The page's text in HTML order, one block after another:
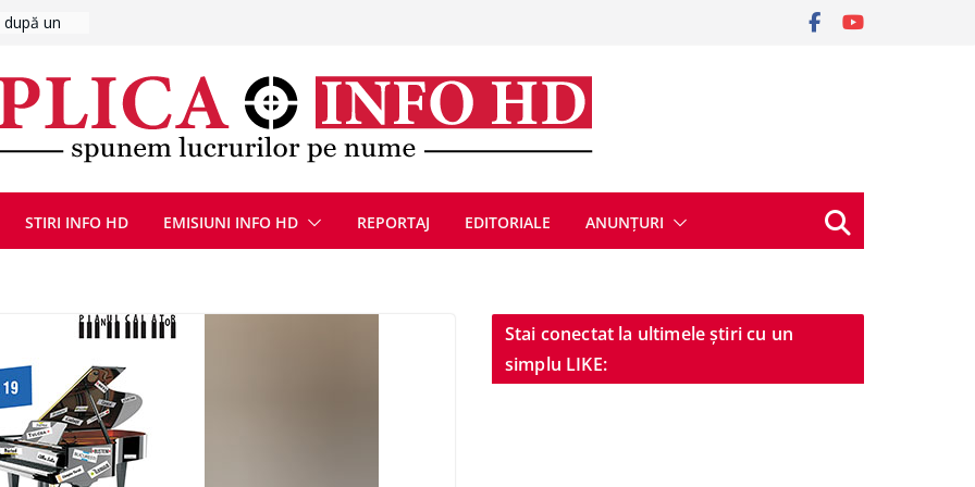
reunite
la cea de-
de
înSTIRI INFO HD EMISIUNI INFO HD REPORTAJ EDITORIALE ANUNȚURI
Stai conectat la ultimele știri cu un
simplu LIKE: